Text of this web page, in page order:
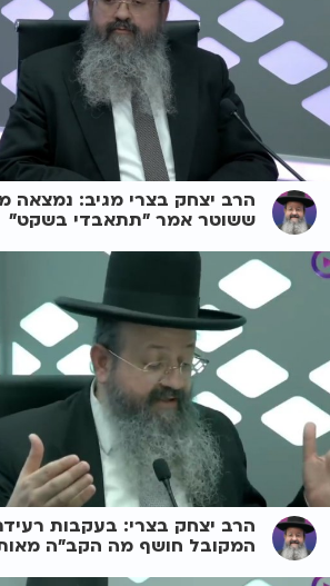
הרב יצחק בצרי מגיב: נמצאה
ששוטר אמר "תתאבדי בשקט"
הרב יצחק בצרי: בעקבות
המקובל חושף מה הקב"ה